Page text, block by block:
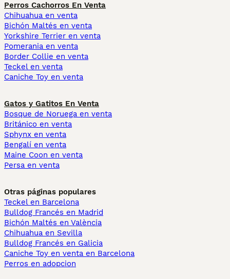
Perros Cachorros En Venta
Chihuahua en venta
Bichón Maltés en venta
Yorkshire Terrier en venta
Pomerania en venta
Border Collie en venta
Teckel en venta
Caniche Toy en venta
Gatos y Gatitos En Venta
Bosque de Noruega en venta
Británico en venta
Sphynx en venta
Bengalí en venta
Maine Coon en venta
Persa en venta
Otras páginas populares
Teckel en Barcelona
Bulldog Francés en Madrid
Bichón Maltés en València
Chihuahua en Sevilla
Bulldog Francés en Galicia
Caniche Toy en venta en Barcelona
Perros en adopcion